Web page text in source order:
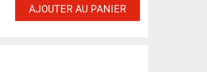
AJOUTER AU PANIER